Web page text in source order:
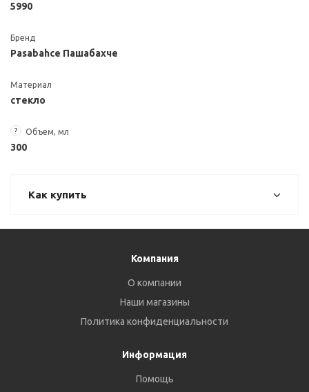
5990
Бренд
Pasabahce Пашабахче
Материал
стекло
? Объем, мл
300
Как купить
Компания
О компании
Наши магазины
Политика конфиденциальности
Информация
Помощь